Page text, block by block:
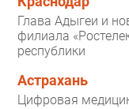
Глава Адыгеи и
филиала
республики
Астрахань
Цифровая